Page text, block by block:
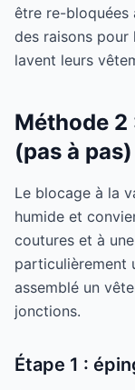
être re-bloquées
des raisons pour
lavent leurs
Méthode 2
(pas à pas)
Le blocage à la
humide et
coutures et à
particulièrement
assemblé un
jonctions.
Étape 1 :